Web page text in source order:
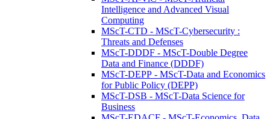
Intelligence and Advanced Visual
Computing
MScT-CTD - MScT-Cybersecurity :
Threats and Defenses
MScT-DDDF - MScT-Double Degree
Data and Finance (DDDF)
MScT-DEPP - MScT-Data and Economics
for Public Policy (DEPP)
MScT-DSB - MScT-Data Science for
Business